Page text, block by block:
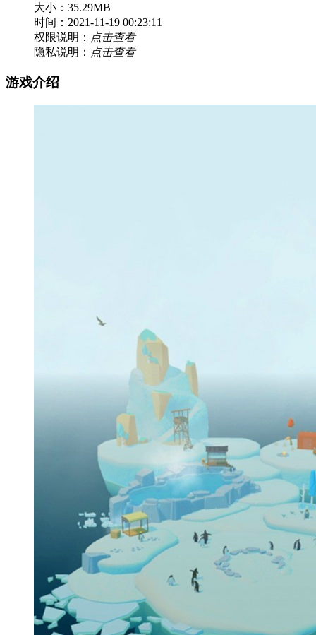
大小：35.29MB
时间：2021-11-19 00:23:11
权限说明： 点击查看
隐私说明： 点击查看
游戏介绍